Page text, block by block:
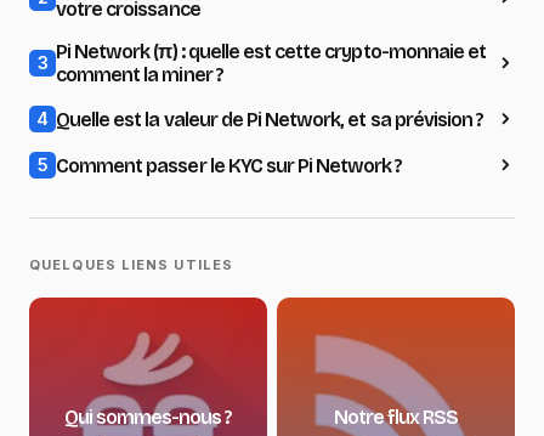
votre croissance
3 Pi Network (π) : quelle est cette crypto-monnaie et
comment la miner ?
4 Quelle est la valeur de Pi Network, et sa prévision ?
5 Comment passer le KYC sur Pi Network ?
QUELQUES LIENS UTILES
Qui sommes-nous ? Notre flux RSS